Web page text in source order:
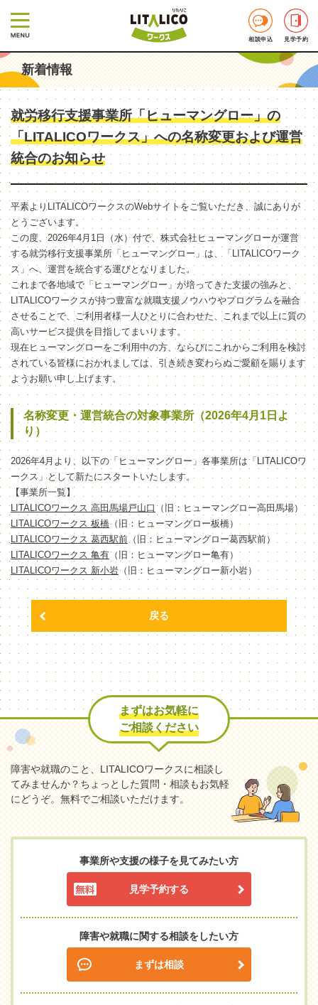
相談申込 見学予約
新着情報
就労移行支援事業所「ヒューマングロー」の
「LITALICOワークス」への名称変更および運営
統合のお知らせ
平素よりLITALICOワークスのWebサイトをご覧いただき、誠にありが
とうございます。
この度、2026年4月1日（水）付で、株式会社ヒューマングローが運営
する就労移行支援事業所「ヒューマングロー」は、「LITALICOワーク
ス」へ、運営を統合する運びとなりました。
これまで各地域で「ヒューマングロー」が培ってきた支援の強みと、
LITALICOワークスが持つ豊富な就職支援ノウハウやプログラムを融合
させることで、ご利用者様一人ひとりに合わせた、これまで以上に質の
高いサービス提供を目指してまいります。
現在ヒューマングローをご利用中の方、ならびにこれからご利用を検討
されている皆様におかれましては、引き続き変わらぬご愛顧を賜ります
ようお願い申し上げます。
名称変更・運営統合の対象事業所（2026年4月1日よ
り）
2026年4月より、以下の「ヒューマングロー」各事業所は「LITALICOワ
ークス」として新たにスタートいたします。
【事業所一覧】
LITALICOワークス 高田馬場戸山口 （旧：ヒューマングロー高田馬場）
LITALICOワークス 板橋（旧：ヒューマングロー板橋）
LITALICOワークス 葛西駅前 （旧：ヒューマングロー葛西駅前）
LITALICOワークス 亀有（旧：ヒューマングロー亀有）
LITALICOワークス 新小岩（旧：ヒューマングロー新小岩）
戻る
まずはお気軽に
ご相談ください
障害や就職のこと、LITALICOワークスに相談し
てみませんか？ちょっとした質問・相談もお気軽
にどうぞ。無料でご相談いただけます。
事業所や支援の様子を見てみたい方
見学予約する
障害や就職に関する相談をしたい方
まずは相談